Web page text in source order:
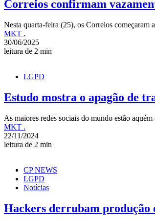
Correios confirmam
Nesta quarta-feira (25), os Correios começaram
MKT .
30/06/2025
leitura de 2 min
LGPD
Estudo mostra o apagão de
As maiores redes sociais do mundo estão
MKT .
22/11/2024
leitura de 2 min
CP NEWS
LGPD
Notícias
Hackers derrubam produção